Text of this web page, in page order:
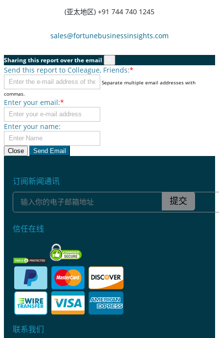
(亚太地区) +91 744 740 1245
sales@fortunebusinessinsights.com
Sharing this report over the email
Send this report to Colleague, Friends:*
Separate multiple email addresses with
commas.
Enter your email:*
Enter your name:
Close Send Email
订阅新闻通讯
提交
信任在线
联系我们